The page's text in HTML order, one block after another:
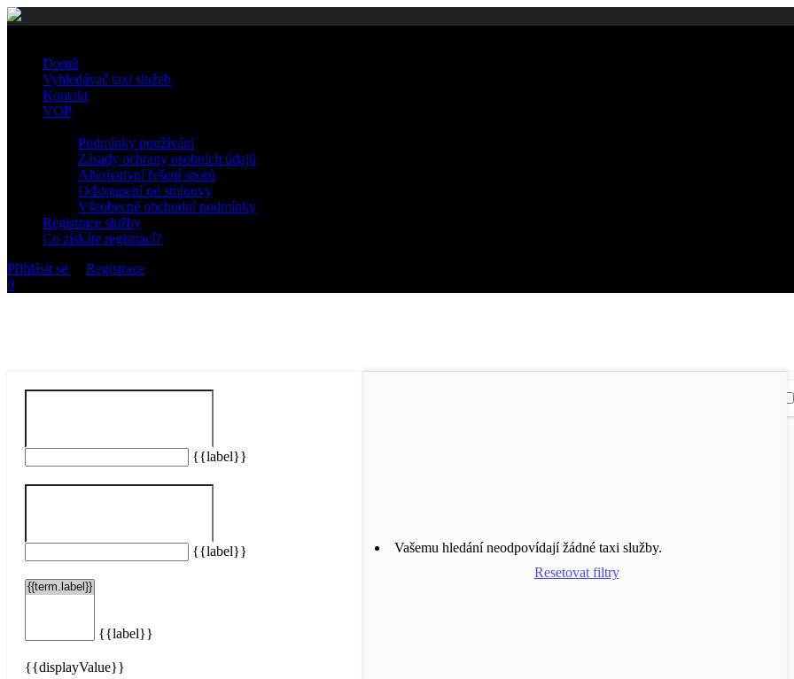
Domů
Vyhledávač taxi služeb
Kontakt
VOP
Podmínky používání
Zásady ochrany osobních údajů
Alternativní řešení sporů
Odstoupení od smlouvy
Všeobecné obchodní podmínky
Registrace služby
Co získáte registrací?
Přihlásit se
Registrace
0
{{label}}
{{label}}
{{label}}
{{displayValue}}
Vašemu hledání neodpovídají žádné taxi služby.
Resetovat filtry